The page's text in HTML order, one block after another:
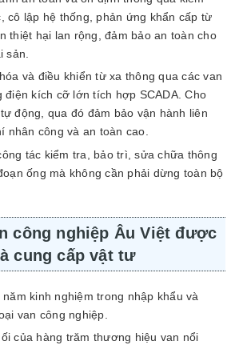
cô lập hệ thống, phản ứng khẩn cấp từ
thiệt hại lan rộng, đảm bảo an toàn cho
sản.
và điều khiển từ xa thông qua các van
điện kích cỡ lớn tích hợp SCADA. Cho
động, qua đó đảm bảo vận hành liên
nhân công và an toàn cao.
tác kiểm tra, bảo trì, sửa chữa thông
ống mà không cần phải dừng toàn bộ
công nghiệp Âu Việt được
cung cấp vật tư
kinh nghiệm trong nhập khẩu và
van công nghiệp.
của hàng trăm thương hiệu van nổi